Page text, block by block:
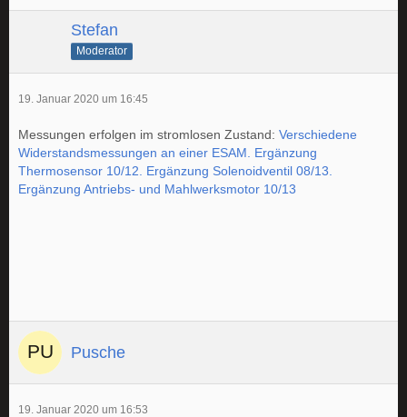
Stefan
Moderator
19. Januar 2020 um 16:45
Messungen erfolgen im stromlosen Zustand: Verschiedene
Widerstandsmessungen an einer ESAM. Ergänzung
Thermosensor 10/12. Ergänzung Solenoidventil 08/13.
Ergänzung Antriebs- und Mahlwerksmotor 10/13
Pusche
19. Januar 2020 um 16:53